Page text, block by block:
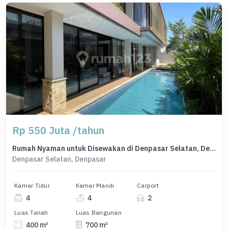
Rp 550 Juta /tahun
Rumah Nyaman untuk Disewakan di Denpasar Selatan, Denpasar, Harga 550 Juta /tahun
Denpasar Selatan, Denpasar
Kamar Tidur
4
Kamar Mandi
4
Carport
2
Luas Tanah
400 m²
Luas Bangunan
700 m²